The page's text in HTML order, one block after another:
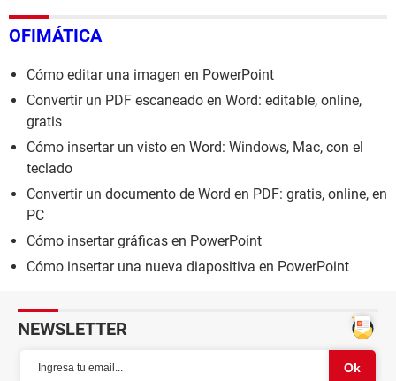
OFIMÁTICA
Cómo editar una imagen en PowerPoint
Convertir un PDF escaneado en Word: editable, online,
gratis
Cómo insertar un visto en Word: Windows, Mac, con el
teclado
Convertir un documento de Word en PDF: gratis, online, en
PC
Cómo insertar gráficas en PowerPoint
Cómo insertar una nueva diapositiva en PowerPoint
NEWSLETTER